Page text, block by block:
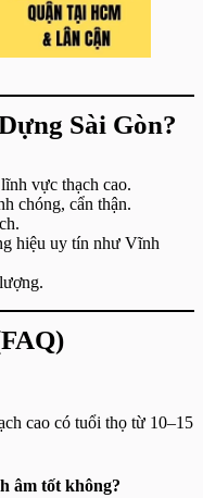
Sài Gòn?
vực thạch cao.
chóng, cẩn thận.
hiệu uy tín như Vĩnh
cao có tuổi thọ từ 10–15
âm tốt không?